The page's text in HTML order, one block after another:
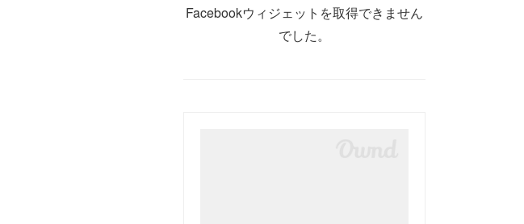
Facebookウィジェットを取得できません
でした。